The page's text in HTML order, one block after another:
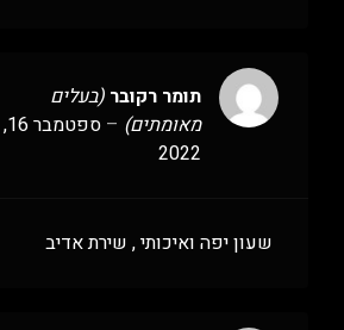
תומר רקובר (בעלים
מאומתים) –
ספטמבר 16,
2022
שעון יפה ואיכותי , שירת אדיב